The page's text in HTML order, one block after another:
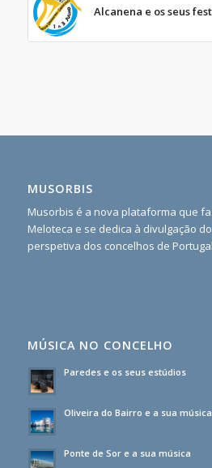
Alcanena e os seus
MUSORBIS
Musorbis é a nova plataforma que
Meloteca e se dedica à divulgação
perspetiva dos concelhos de
MÚSICA NO CONCELHO
Paredes e os seus estúdios
Oliveira do Bairro e a sua música
Ponte de Sor e a sua música